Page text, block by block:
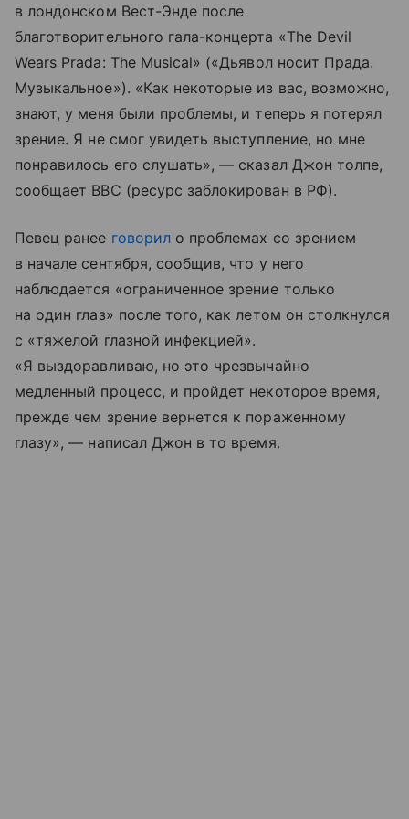
в лондонском Вест-Энде после
благотворительного гала-концерта «The Devil
Wears Prada: The Musical» («Дьявол носит Прада.
Музыкальное»). «Как некоторые из вас, возможно,
знают, у меня были проблемы, и теперь я потерял
зрение. Я не смог увидеть выступление, но мне
понравилось его слушать», — сказал Джон толпе,
сообщает BBC (ресурс заблокирован в РФ).
Певец ранее говорило проблемах со зрением
в начале сентября, сообщив, что у него
наблюдается «ограниченное зрение только
на один глаз» после того, как летом он столкнулся
с «тяжелой глазной инфекцией».
«Я выздоравливаю, но это чрезвычайно
медленный процесс, и пройдет некоторое время,
прежде чем зрение вернется к пораженному
глазу», — написал Джон в то время.